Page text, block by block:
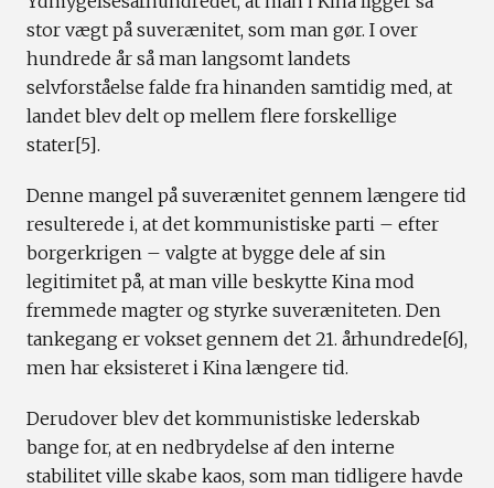
stor vægt på suverænitet, som man gør. I over
hundrede år så man langsomt landets
selvforståelse falde fra hinanden samtidig med, at
landet blev delt op mellem flere forskellige
stater[5].
Denne mangel på suverænitet gennem længere tid
resulterede i, at det kommunistiske parti – efter
borgerkrigen – valgte at bygge dele af sin
legitimitet på, at man ville beskytte Kina mod
fremmede magter og styrke suveræniteten. Den
tankegang er vokset gennem det 21. århundrede[6],
men har eksisteret i Kina længere tid.
Derudover blev det kommunistiske lederskab
bange for, at en nedbrydelse af den interne
stabilitet ville skabe kaos, som man tidligere havde